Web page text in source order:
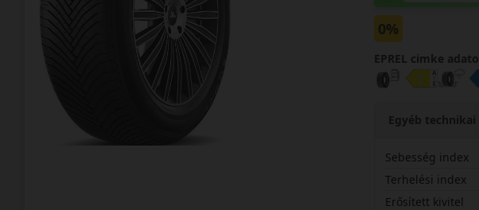
0%
EPREL cimke
Egyéb
Sebesség index
Terhelési index
Erősített kivitel